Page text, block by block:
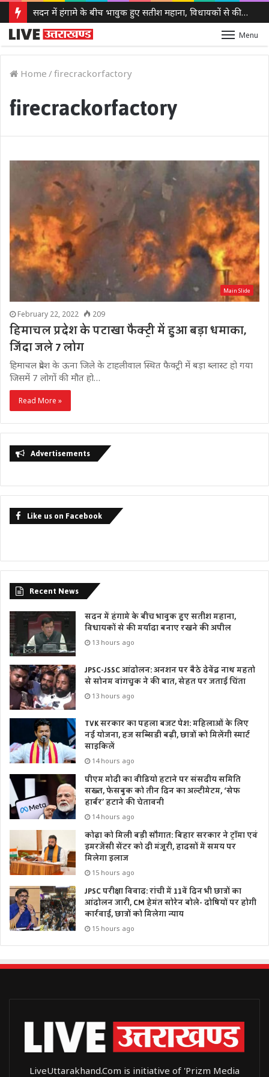
सदन में हंगामे के बीच भावुक हुए सतीश महाना, विधायकों से की मर्यादा बनाए रखने की अपील
Menu
Home /firecrackorfactory
firecrackorfactory
Main Slide
February 22, 2022 209
हिमाचल प्रदेश के पटाखा फैक्ट्री में हुआ बड़ा धमाका,
जिंदा जले 7 लोग
हिमाचल प्रदेश के ऊना जिले के टाहलीवाल स्थित फैक्ट्री में बड़ा ब्लास्ट हो गया
जिसमें 7 लोगों की मौत हो…
Read More »
Advertisements
Like us on Facebook
Recent News
सदन में हंगामे के बीच भावुक हुए सतीश महाना,
विधायकों से की मर्यादा बनाए रखने की अपील
13 hours ago
JPSC-JSSC आंदोलन: अनशन पर बैठे देवेंद्र नाथ महतो
से सोनम वांगचुक ने की बात, सेहत पर जताई चिंता
13 hours ago
TVK सरकार का पहला बजट पेश: महिलाओं के लिए
नई योजना, हज सब्सिडी बढ़ी, छात्रों को मिलेंगी स्मार्ट
साइकिलें
14 hours ago
पीएम मोदी का वीडियो हटाने पर संसदीय समिति
सख्त, फेसबुक को तीन दिन का अल्टीमेटम, ‘सेफ
हार्बर’ हटाने की चेतावनी
14 hours ago
कोढ़ा को मिली बड़ी सौगात: बिहार सरकार ने ट्रॉमा एवं
इमरजेंसी सेंटर को दी मंजूरी, हादसों में समय पर
मिलेगा इलाज
15 hours ago
JPSC परीक्षा विवाद: रांची में 11वें दिन भी छात्रों का
आंदोलन जारी, CM हेमंत सोरेन बोले- दोषियों पर होगी
कार्रवाई, छात्रों को मिलेगा न्याय
15 hours ago
LiveUttarakhand.Com is initiative of 'Prizm Media